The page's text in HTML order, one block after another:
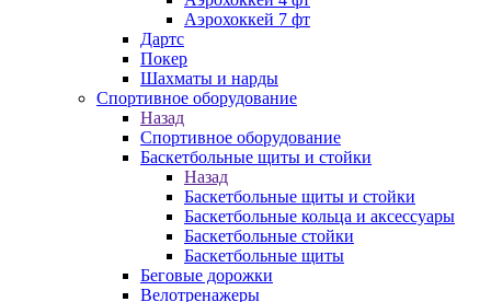
Аэрохоккей 7 фт
Дартс
Покер
Шахматы и нарды
Спортивное оборудование
Назад
Спортивное оборудование
Баскетбольные щиты и стойки
Назад
Баскетбольные щиты и стойки
Баскетбольные кольца и аксессуары
Баскетбольные стойки
Баскетбольные щиты
Беговые дорожки
Велотренажеры